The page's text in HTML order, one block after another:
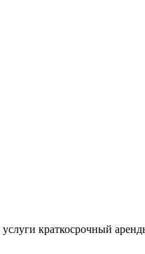
краткосрочный